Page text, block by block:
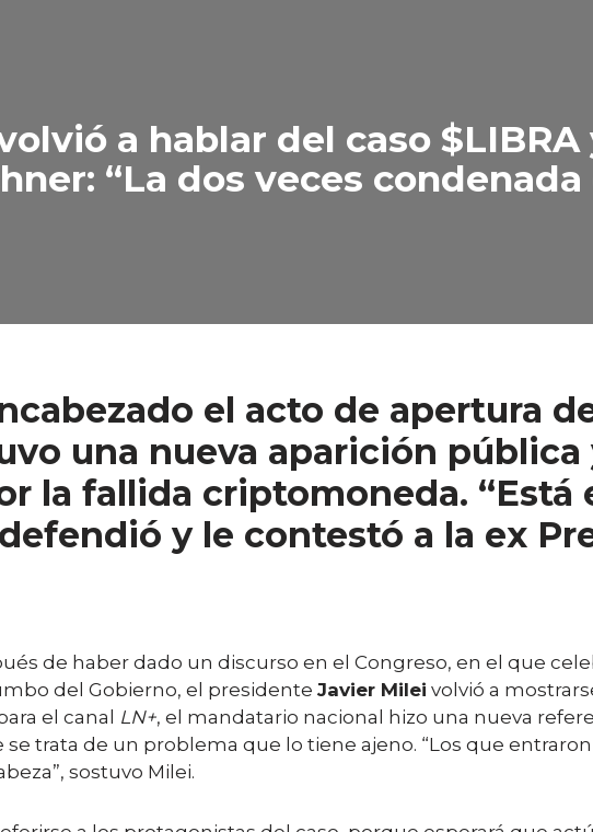
a hablar del caso
“La dos veces condenada
el acto de apertura
una nueva aparición pública
la fallida criptomoneda. “Está
y le contestó a la ex
de haber dado un discurso en el Congreso, en el que
del Gobierno, el presidente Javier Milei volvió a
el canal LN+, el mandatario nacional hizo una nueva
se trata de un problema que lo tiene ajeno. “Los que
sostuvo Milei.